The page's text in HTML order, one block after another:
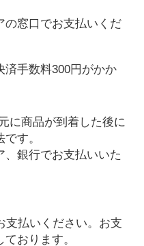
の窓口でお支払いくだ
手数料300円がかか
に商品が到着した後に
す。
、銀行でお支払いいた
支払いください。お支
おります。